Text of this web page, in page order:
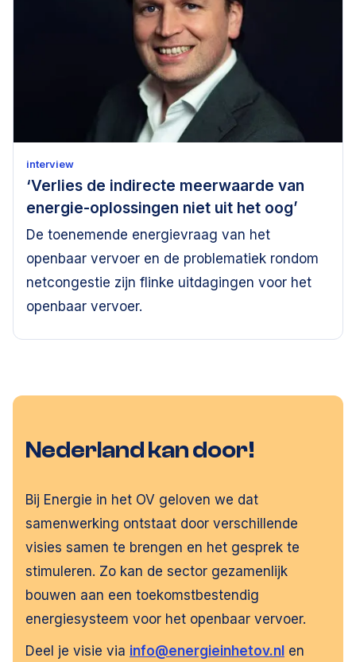
interview
‘Verlies de indirecte meerwaarde van
energie-oplossingen niet uit het oog’
De toenemende energievraag van het
openbaar vervoer en de problematiek rondom
netcongestie zijn flinke uitdagingen voor het
openbaar vervoer.
Nederland kan door!
Bij Energie in het OV geloven we dat
samenwerking ontstaat door verschillende
visies samen te brengen en het gesprek te
stimuleren. Zo kan de sector gezamenlijk
bouwen aan een toekomstbestendig
energiesysteem voor het openbaar vervoer.
Deel je visie via info@energieinhetov.nl en